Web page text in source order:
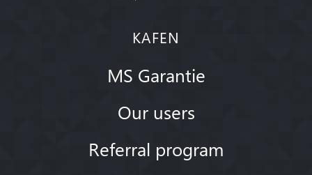
KAFEN
MS Garantie
Our users
Referral program